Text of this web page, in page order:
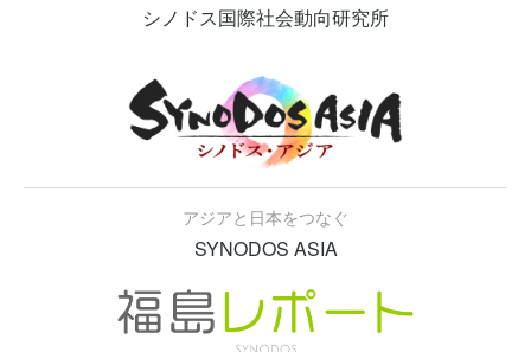
シノドス国際社会動向研究所
アジアと日本をつなぐ
SYNODOS ASIA